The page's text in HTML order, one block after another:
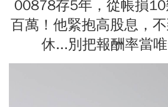
00878存5年，從帳損
百萬！他緊抱高股息，
休...別把報酬率當